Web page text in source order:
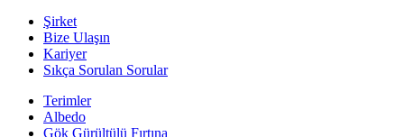
Şirket
Bize Ulaşın
Kariyer
Sıkça Sorulan Sorular
Terimler
Albedo
Gök Gürültülü Fırtına